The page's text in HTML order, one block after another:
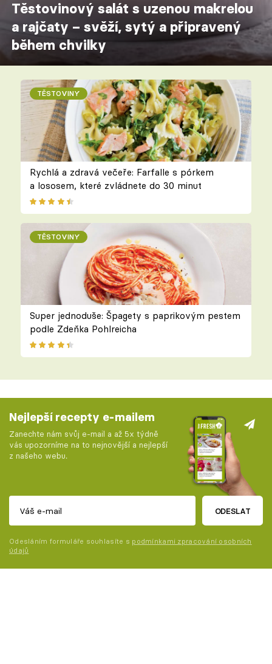
Těstovinový salát s uzenou makrelou
a rajčaty – svěží, sytý a připravený
během chvilky
TĚSTOVINY
Rychlá a zdravá večeře: Farfalle s pórkem
a lososem, které zvládnete do 30 minut
TĚSTOVINY
Super jednoduše: Špagety s paprikovým pestem
podle Zdeňka Pohlreicha
Nejlepší recepty e-mailem
Zanechte nám svůj e-mail a až 5x týdně
vás upozorníme na to nejnovější a nejlepší
z našeho webu.
ODESLAT
Odesláním formuláře souhlasíte s podmínkami zpracování osobních
údajů